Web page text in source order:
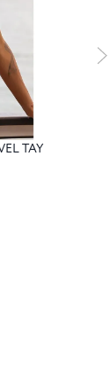
TAY